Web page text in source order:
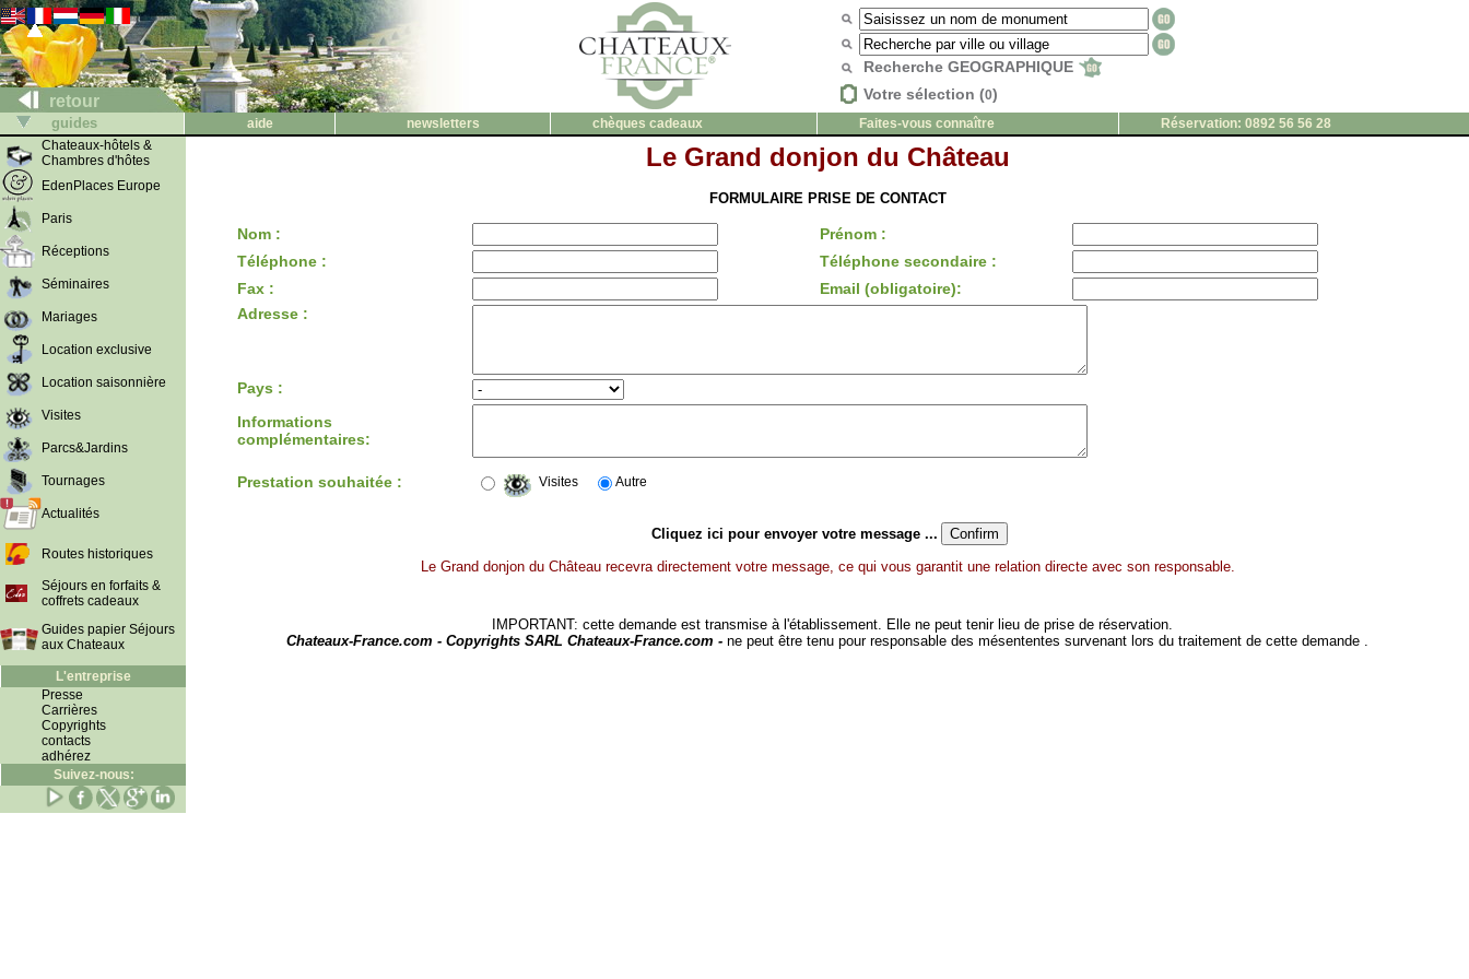
retour
Recherche GEOGRAPHIQUE
Votre sélection (0)
guides aide newsletters chèques cadeaux Faites-vous connaître
Réservation: 0892 56 56 28
Chateaux-hôtels &
Chambres d'hôtes
EdenPlaces Europe
Paris
Réceptions
Séminaires
Mariages
Location exclusive
Location saisonnière
Visites
Parcs&Jardins
Tournages
Actualités
Routes historiques
Séjours en forfaits &
coffrets cadeaux
Guides papier Séjours
aux Chateaux
L'entreprise
Presse
Carrières
Copyrights
contacts
adhérez
Suivez-nous:
Le Grand donjon du Château
FORMULAIRE PRISE DE CONTACT
Nom :
Prénom :
Téléphone :
Téléphone secondaire :
Fax :
Email (obligatoire):
Adresse :
Pays :
Informations
complémentaires:
Prestation souhaitée : Visites Autre
Cliquez ici pour envoyer votre message ...
Le Grand donjon du Château recevra directement votre message, ce qui vous garantit une relation directe avec son responsable.
IMPORTANT: cette demande est transmise à l'établissement. Elle ne peut tenir lieu de prise de réservation.
Chateaux-France.com - Copyrights SARL Chateaux-France.com - ne peut être tenu pour responsable des mésententes survenant lors du traitement de cette demande .